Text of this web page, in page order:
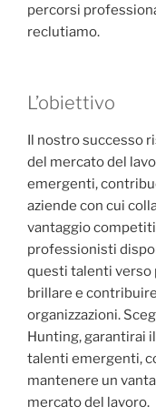
percorsi
reclutiamo.
L’obiettivo
Il nostro successo
del mercato del
emergenti,
aziende con cui
vantaggio
professionisti
questi talenti verso
brillare e
organizzazioni.
Hunting, garantirai
talenti emergenti,
mantenere un
mercato del lavoro.